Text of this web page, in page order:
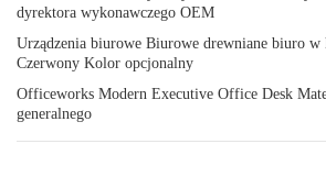
dyrektora wykonawczego OEM
Urządzenia biurowe Biurowe drewniane biuro w
Czerwony Kolor opcjonalny
Officeworks Modern Executive Office Desk
generalnego